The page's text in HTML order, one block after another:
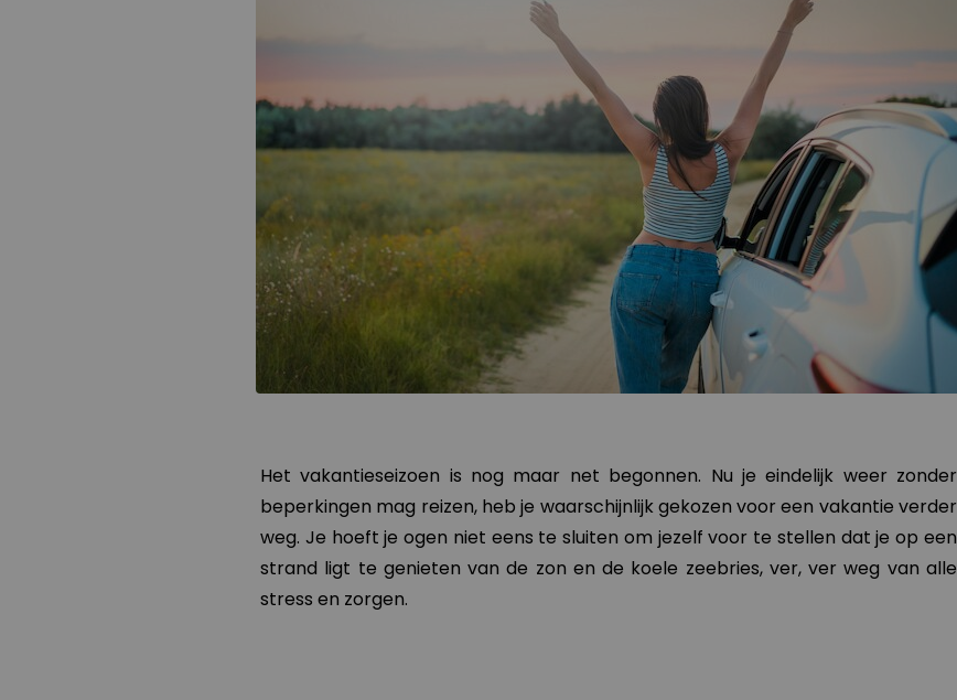
Het vakantieseizoen is nog maar net begonnen. Nu je eindelijk weer zonder
beperkingen mag reizen, heb je waarschijnlijk gekozen voor een vakantie verder
weg. Je hoeft je ogen niet eens te sluiten om jezelf voor te stellen dat je op een
strand ligt te genieten van de zon en de koele zeebries, ver, ver weg van alle
stress en zorgen.